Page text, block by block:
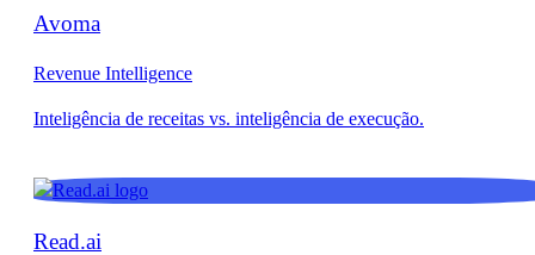
Avoma
Revenue Intelligence
Read.ai